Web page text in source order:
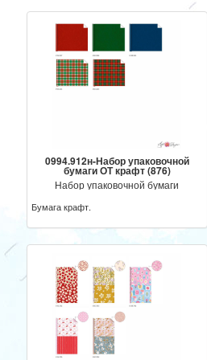
0994.912н-Набор упаковочной
бумаги ОТ крафт (876)
Бумага крафт.